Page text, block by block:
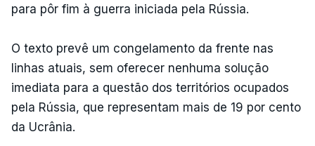
para pôr fim à guerra iniciada pela Rússia.
O texto prevê um congelamento da frente nas
linhas atuais, sem oferecer nenhuma solução
imediata para a questão dos territórios ocupados
pela Rússia, que representam mais de 19 por cento
da Ucrânia.